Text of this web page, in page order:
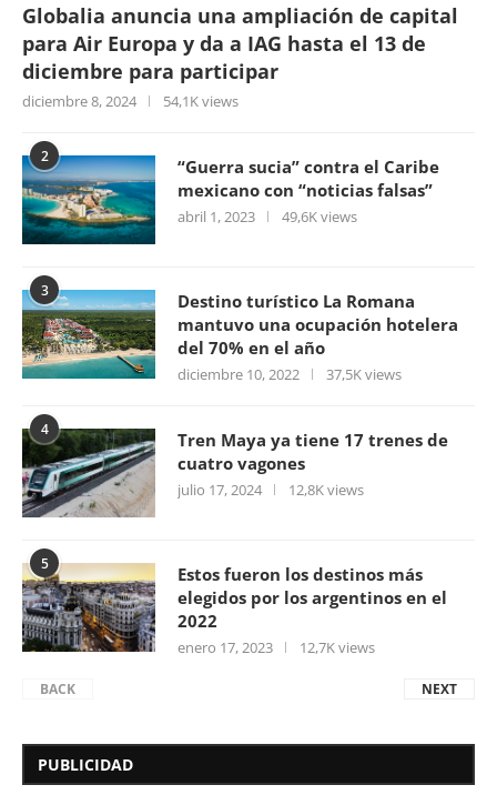
Globalia anuncia una ampliación de capital
para Air Europa y da a IAG hasta el 13 de
diciembre para participar
diciembre 8, 2024 54,1K views
2
“Guerra sucia” contra el Caribe
mexicano con “noticias falsas”
abril 1, 2023 49,6K views
3
Destino turístico La Romana
mantuvo una ocupación hotelera
del 70% en el año
diciembre 10, 2022 37,5K views
4
Tren Maya ya tiene 17 trenes de
cuatro vagones
julio 17, 2024 12,8K views
5
Estos fueron los destinos más
elegidos por los argentinos en el
2022
enero 17, 2023 12,7K views
BACK NEXT
PUBLICIDAD